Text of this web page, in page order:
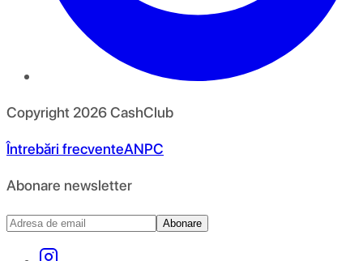
Copyright 2026CashClub
Întrebări frecventeANPC
Abonare newsletter
Abonare